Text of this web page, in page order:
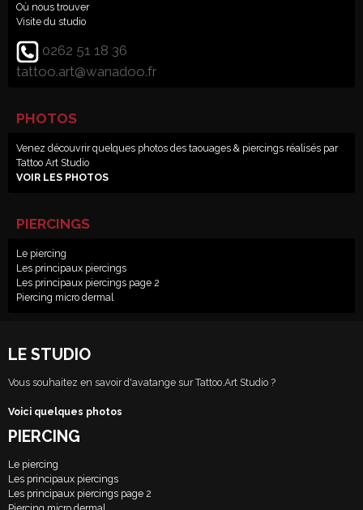
Où nous trouver
Visite du studio
0262 51 18 36
tattoo.art@wanadoo.fr
PHOTOS
Venez découvrir quelques photos des taouages & piercings réalisés par
Tattoo Art Studio
VOIR LES PHOTOS
PIERCINGS
Le piercing
Les principaux piercings
Les principaux piercings page 2
Piercing micro dermal
LE STUDIO
Vous souhaitez en savoir d'avatange sur Tattoo.Art Studio ?
Voici quelques photos
PIERCING
Le piercing
Les principaux piercings
Les principaux piercings page 2